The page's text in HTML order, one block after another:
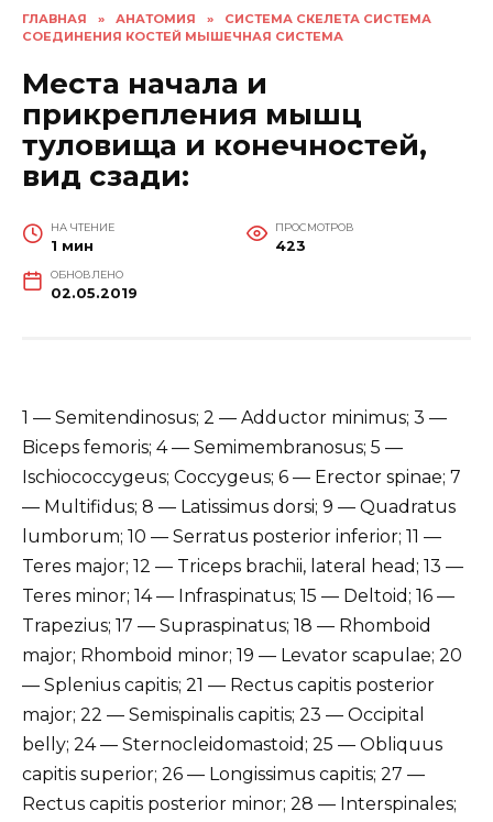
ГЛАВНАЯ » АНАТОМИЯ »
СИСТЕМА СКЕЛЕТА СИСТЕМА
СОЕДИНЕНИЯ КОСТЕЙ МЫШЕЧНАЯ СИСТЕМА
Места начала и
прикрепления мышц
туловища и конечностей,
вид сзади:
НА ЧТЕНИЕ
1 мин
ПРОСМОТРОВ
423
ОБНОВЛЕНО
02.05.2019
1 — Semitendinosus; 2 — Adductor minimus; 3 —
Biceps femoris; 4 — Semimembranosus; 5 —
Ischiococcygeus; Coccygeus; 6 — Erector spinae; 7
— Multifidus; 8 — Latissimus dorsi; 9 — Quadratus
lumborum; 10 — Serratus posterior inferior; 11 —
Teres major; 12 — Triceps brachii, lateral head; 13 —
Teres minor; 14 — Infraspinatus; 15 — Deltoid; 16 —
Trapezius; 17 — Supraspinatus; 18 — Rhomboid
major; Rhomboid minor; 19 — Levator scapulae; 20
— Splenius capitis; 21 — Rectus capitis posterior
major; 22 — Semispinalis capitis; 23 — Occipital
belly; 24 — Sternocleidomastoid; 25 — Obliquus
capitis superior; 26 — Longissimus capitis; 27 —
Rectus capitis posterior minor; 28 — Interspinales;